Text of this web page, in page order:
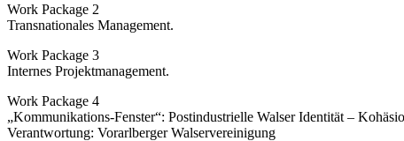
Work Package 2
Transnationales Management.
Work Package 3
Internes Projektmanagement.
Work Package 4
„Kommunikations-Fenster“: Postindustrielle Walser Identität –
Verantwortung: Vorarlberger Walservereinigung